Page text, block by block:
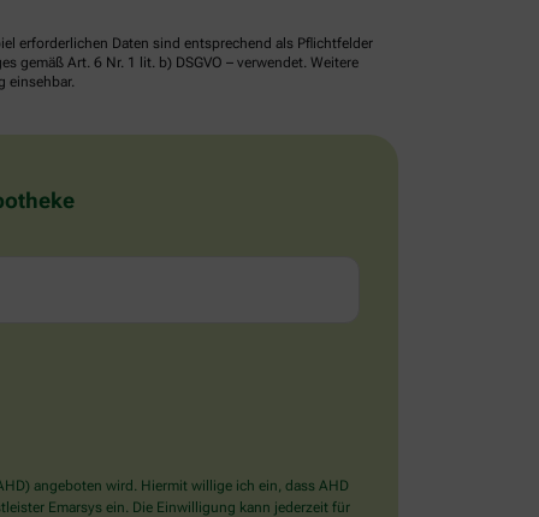
erforderlichen Daten sind entsprechend als Pflichtfelder
gemäß Art. 6 Nr. 1 lit. b) DSGVO – verwendet. Weitere
einsehbar.
angeboten wird. Hiermit willige ich ein, dass AHD
Emarsys ein. Die Einwilligung kann jederzeit für